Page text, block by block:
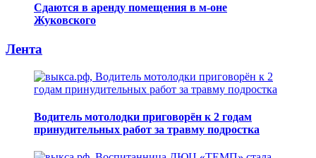
Сдаются в аренду помещения в м-оне
Жуковского
Лента
Водитель мотолодки приговорён к 2 годам
принудительных работ за травму подростка